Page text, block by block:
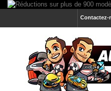
Contactez-